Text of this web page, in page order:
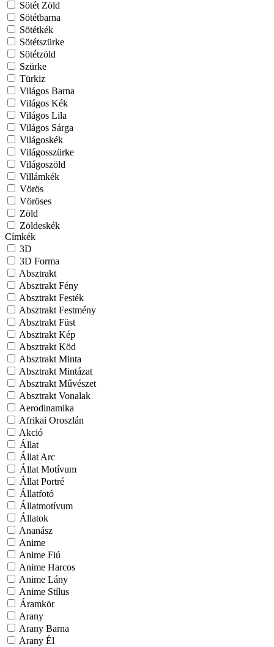
Sötét Zöld
Sötétbarna
Sötétkék
Sötétszürke
Sötétzöld
Szürke
Türkiz
Világos Barna
Világos Kék
Világos Lila
Világos Sárga
Világoskék
Világosszürke
Világoszöld
Villámkék
Vörös
Vöröses
Zöld
Zöldeskék
Címkék
3D
3D Forma
Absztrakt
Absztrakt Fény
Absztrakt Festék
Absztrakt Festmény
Absztrakt Füst
Absztrakt Kép
Absztrakt Köd
Absztrakt Minta
Absztrakt Mintázat
Absztrakt Művészet
Absztrakt Vonalak
Aerodinamika
Afrikai Oroszlán
Akció
Állat
Állat Arc
Állat Motívum
Állat Portré
Állatfotó
Állatmotívum
Állatok
Ananász
Anime
Anime Fiú
Anime Harcos
Anime Lány
Anime Stílus
Áramkör
Arany
Arany Barna
Arany Él